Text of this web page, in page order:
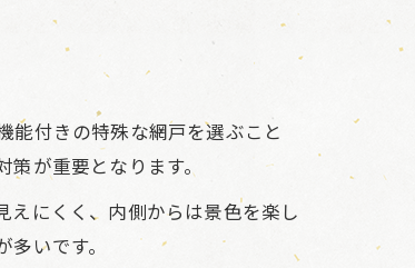
能付きの特殊な網戸を選ぶこと
が重要となります。
えにくく、内側からは景色を楽し
いです。